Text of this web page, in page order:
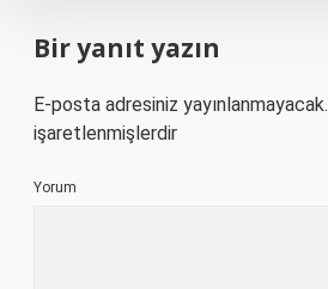
Bir yanıt yazın
E-posta adresiniz yayınlanmayacak.
işaretlenmişlerdir
Yorum